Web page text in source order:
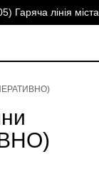
Гаряча лінія міста